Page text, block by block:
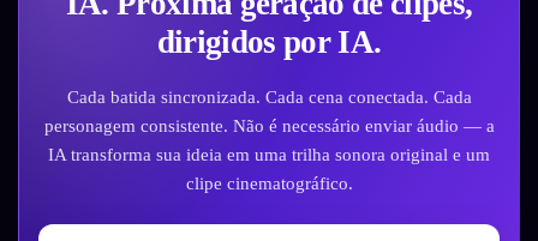
dirigidos por IA.
Cada batida sincronizada. Cada cena conectada. Cada
personagem consistente. Não é necessário enviar áudio — a
IA transforma sua ideia em uma trilha sonora original e um
clipe cinematográfico.